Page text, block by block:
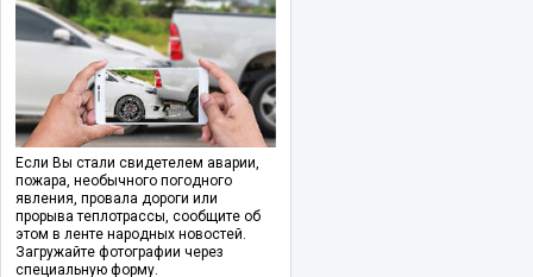
Если Вы стали свидетелем аварии,
пожара, необычного погодного
явления, провала дороги или
прорыва теплотрассы, сообщите об
этом в ленте народных новостей.
Загружайте фотографии через
специальную форму.